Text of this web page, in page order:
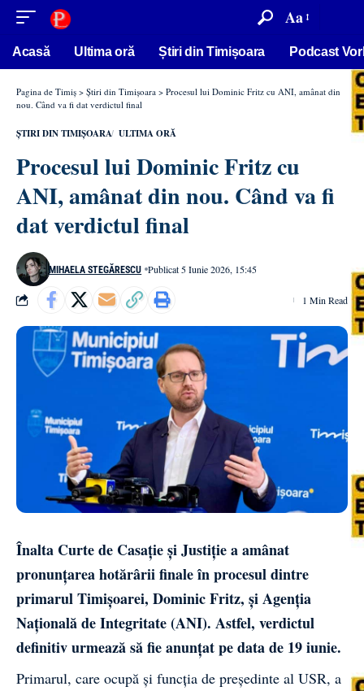
conținut Aa
Acasă Ultima oră Știri din Timișoara Podcast
Pagina de Timiș > Știri din Timișoara > Procesul lui Dominic Fritz cu ANI, amânat din
nou. Când va fi dat verdictul final
ȘTIRI DIN TIMIȘOARA ULTIMA ORĂ
Procesul lui Dominic Fritz cu
ANI, amânat din nou. Când va fi
dat verdictul final
MIHAELA STEGĂRESCU Publicat 5 Iunie 2026, 15:45
1 Min Read
Înalta Curte de Casație și Justiție aamânat
pronunțarea hotărârii finale în procesul dintre
primarul Timișoarei, Dominic Fritz, și Agenția
Națională de Integritate (ANI). Astfel, verdictul
definitiv urmează să fie anunțat pe data de 19 iunie.
Primarul, care ocupă și funcția de președinte al USR, a